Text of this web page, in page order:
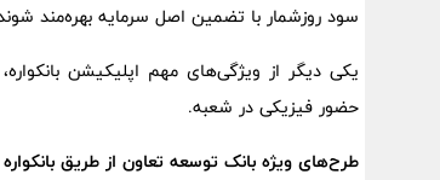
سود روزشمار با تضمین اصل سرمایه بهره‌مند
یکی دیگر از ویژگی‌های مهم اپلیکیشن
حضور فیزیکی در شعبه.
طرح‌های ویژه بانک توسعه تعاون از طریق بانکواره